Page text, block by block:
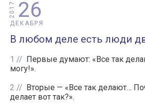
26
ДЕКАБРЯ
2017
В любом деле есть люди
1
Первые думают: «Все так
могу!».
2
Вторые — «Все так делают…
делает вот так?».